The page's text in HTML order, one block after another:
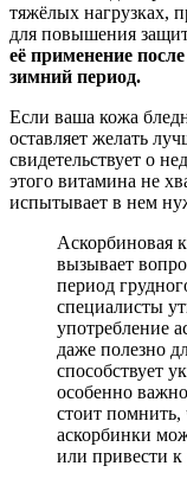
тяжёлых нагрузках,
для повышения
её применение
зимний период.
Если ваша кожа
оставляет желать
свидетельствует о
этого витамина не
испытывает в нем
Аскорбиновая
вызывает
период
специалисты
употребление
даже полезно
способствует
особенно
стоит помнить,
аскорбинки
или привести к